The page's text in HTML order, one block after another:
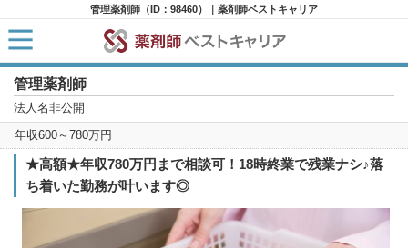
管理薬剤師（ID：98460）｜薬剤師ベストキャリア
管理薬剤師
法人名非公開
年収600～780万円
★高額★年収780万円まで相談可！18時終業で残業ナシ♪落
ち着いた勤務が叶います◎
HOME
求人検索
新着求人
求人ランキング
キャリアアドバイザー紹介
コラム
転職支援サービスに申し込む